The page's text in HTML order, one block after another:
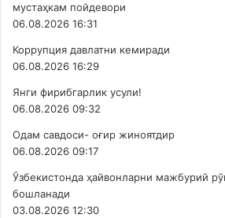
мустаҳкам пойдевори
06.08.2026 16:31
Коррупция давлатни кемиради
06.08.2026 16:29
Янги фирибгарлик усули!
06.08.2026 09:32
Одам савдоси- оғир жиноятдир
06.08.2026 09:17
Ўзбекистонда ҳайвонларни мажбурий
бошланади
03.08.2026 12:30